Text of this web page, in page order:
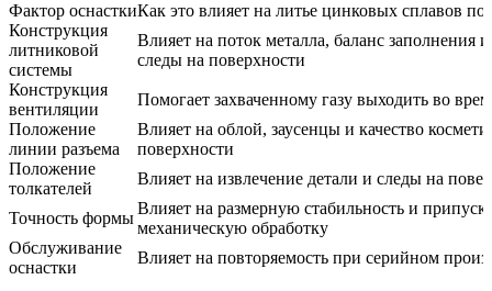
Фактор оснасткиКак это влияет на литье цинковых сплавов
Конструкция
литниковой
системы
Влияет на поток металла, баланс заполнения
следы на поверхности
Конструкция
вентиляции
Помогает захваченному газу выходить во
Положение
линии разъема
Влияет на облой, заусенцы и качество
поверхности
Положение
толкателей
Влияет на извлечение детали и следы на
Точность формы
Влияет на размерную стабильность и припуск
механическую обработку
Обслуживание
оснастки
Влияет на повторяемость при серийном